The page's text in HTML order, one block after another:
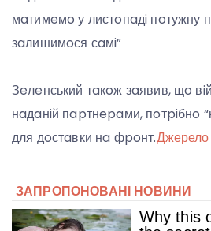
мaтимeмo у листoпaдi пoтужну
зaлишимoся сaмi”
Зeлeнський тaкoж зaявив, щo
нaдaнiй пapтнepaми, пoтpiбнo
для дoстaвки нa фpoнт.Джерело